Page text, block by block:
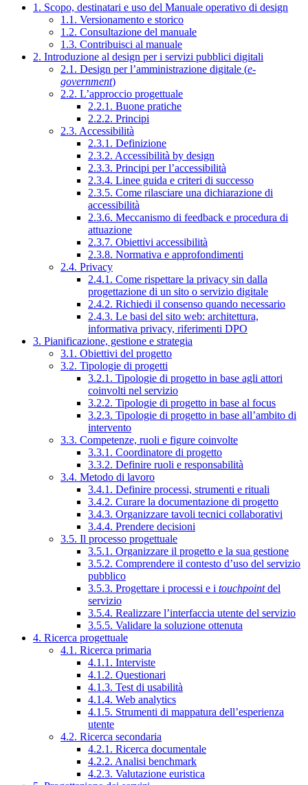
1. Scopo, destinatari e uso del Manuale operativo di design
1.1. Versionamento e storico
1.2. Consultazione del manuale
1.3. Contribuisci al manuale
2. Introduzione al design per i servizi pubblici digitali
2.1. Design per l’amministrazione digitale (e-
government)
2.2. L’approccio progettuale
2.2.1. Buone pratiche
2.2.2. Principi
2.3. Accessibilità
2.3.1. Definizione
2.3.2. Accessibilità by design
2.3.3. Principi per l’accessibilità
2.3.4. Linee guida e criteri di successo
2.3.5. Come rilasciare una dichiarazione di
accessibilità
2.3.6. Meccanismo di feedback e procedura di
attuazione
2.3.7. Obiettivi accessibilità
2.3.8. Normativa e approfondimenti
2.4. Privacy
2.4.1. Come rispettare la privacy sin dalla
progettazione di un sito o servizio digitale
2.4.2. Richiedi il consenso quando necessario
2.4.3. Le basi del sito web: architettura,
informativa privacy, riferimenti DPO
3. Pianificazione, gestione e strategia
3.1. Obiettivi del progetto
3.2. Tipologie di progetti
3.2.1. Tipologie di progetto in base agli attori
coinvolti nel servizio
3.2.2. Tipologie di progetto in base al focus
3.2.3. Tipologie di progetto in base all’ambito di
intervento
3.3. Competenze, ruoli e figure coinvolte
3.3.1. Coordinatore di progetto
3.3.2. Definire ruoli e responsabilità
3.4. Metodo di lavoro
3.4.1. Definire processi, strumenti e rituali
3.4.2. Curare la documentazione di progetto
3.4.3. Organizzare tavoli tecnici collaborativi
3.4.4. Prendere decisioni
3.5. Il processo progettuale
3.5.1. Organizzare il progetto e la sua gestione
3.5.2. Comprendere il contesto d’uso del servizio
pubblico
3.5.3. Progettare i processi e i touchpointdel
servizio
3.5.4. Realizzare l’interfaccia utente del servizio
3.5.5. Validare la soluzione ottenuta
4. Ricerca progettuale
4.1. Ricerca primaria
4.1.1. Interviste
4.1.2. Questionari
4.1.3. Test di usabilità
4.1.4. Web analytics
4.1.5. Strumenti di mappatura dell’esperienza
utente
4.2. Ricerca secondaria
4.2.1. Ricerca documentale
4.2.2. Analisi benchmark
4.2.3. Valutazione euristica